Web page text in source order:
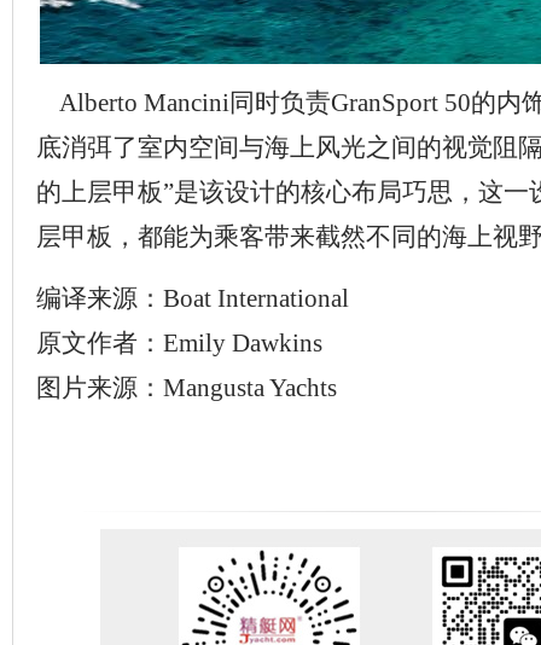
Alberto Mancini同时负责GranSport 50的内
底消弭了室内空间与海上风光之间的视觉阻
的上层甲板”是该设计的核心布局巧思，这一
层甲板，都能为乘客带来截然不同的海上视
编译来源：Boat International
原文作者：Emily Dawkins
图片来源：Mangusta Yachts